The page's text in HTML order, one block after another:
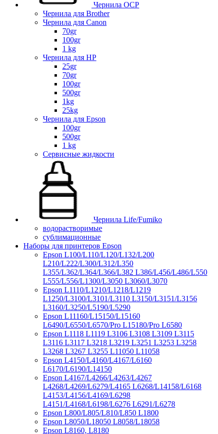
Чернила OCP
Чернила для Brother
Чернила для Canon
70gr
100gr
1 kg
Чернила для HP
25gr
70gr
100gr
500gr
1kg
25kg
Чернила для Epson
100gr
500gr
1 kg
Сервисные жидкости
Чернила Life/Fumiko
водорастворимые
сублимационные
Наборы для принтеров Epson
Epson L100/L110/L120/L132/L200
L210/L222/L300/L312/L350
L355/L362/L364/L366/L382 L386/L456/L486/L550
L555/L556/L1300/L3050 L3060/L3070
Epson L1110/L1210/L1218/L1219
L1250/L3100/L3101/L3110 L3150/L3151/L3156
L3160/L3250/L5190/L5290
Epson L11160/L15150/L15160
L6490/L6550/L6570/Pro L15180/Pro L6580
Epson L1118 L1119 L3106 L3108 L3109 L3115
L3116 L3117 L3218 L3219 L3251 L3253 L3258
L3268 L3267 L3255 L11050 L11058
Epson L4150/L4160/L4167/L6160
L6170/L6190/L14150
Epson L4167/L4266/L4263/L4267
L4268/L4269/L6279/L4165 L6268/L14158/L6168
L4153/L4156/L4169/L6298
L4151/L4168/L6198/L6276 L6291/L6278
Epson L800/L805/L810/L850 L1800
Epson L8050/L18050 L8058/L18058
Epson L8160, L8180